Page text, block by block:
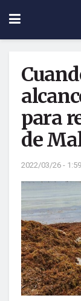
para
de
2022/03/26 -